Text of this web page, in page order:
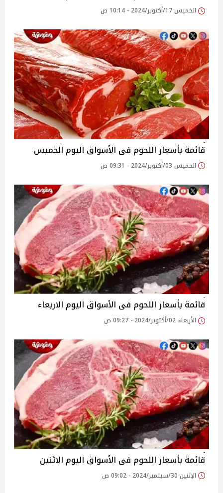
الخميس 17/أكتوبر/2024 - 10:14 ص
قائمة بأسعار اللحوم فى الأسواق اليوم الخميس
الخميس 03/أكتوبر/2024 - 09:31 ص
قائمة بأسعار اللحوم فى الأسواق اليوم الاربعاء
الأربعاء 02/أكتوبر/2024 - 09:27 ص
قائمة بأسعار اللحوم فى الأسواق اليوم الاثنين
الإثنين 30/سبتمبر/2024 - 09:02 ص